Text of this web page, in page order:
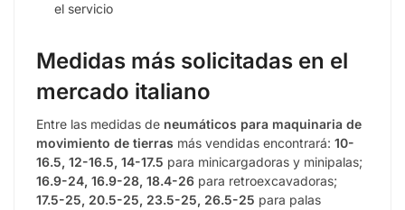
el servicio
Medidas más solicitadas en el
mercado italiano
Entre las medidas de neumáticos para maquinaria de
movimiento de tierras más vendidas encontrará: 10-
16.5, 12-16.5, 14-17.5 para minicargadoras y minipalas;
16.9-24, 16.9-28, 18.4-26 para retroexcavadoras;
17.5-25, 20.5-25, 23.5-25, 26.5-25 para palas